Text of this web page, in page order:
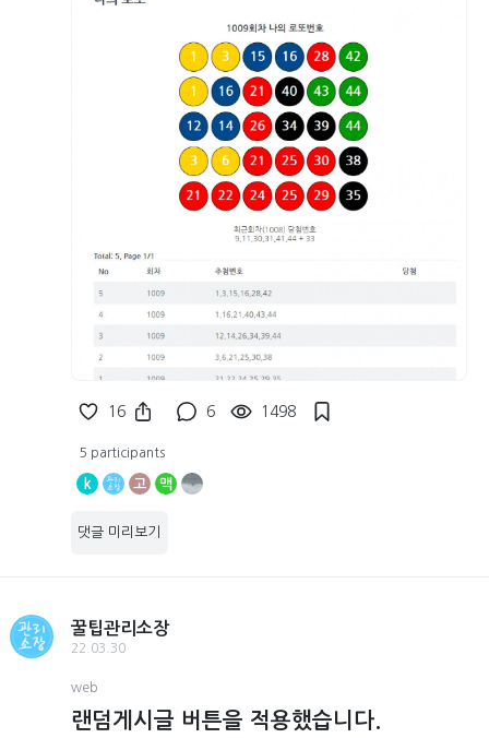
16 6 1498
5 participants
k 고 맥
댓글 미리보기
꿀팁관리소장
22.03.30
web
랜덤게시글 버튼을 적용했습니다.